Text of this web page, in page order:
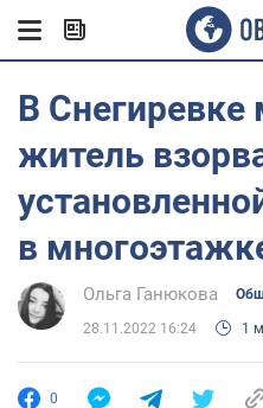
В
житель
в
Ольга Ганюкова
28.11.2022 16:24 1
0